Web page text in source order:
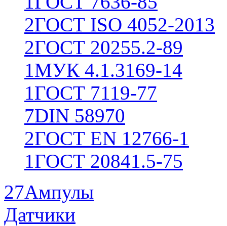
2ГОСТ ISO 4052-2013
2ГОСТ 20255.2-89
1МУК 4.1.3169-14
1ГОСТ 7119-77
7DIN 58970
2ГОСТ EN 12766-1
1ГОСТ 20841.5-75
27Ампулы
Датчики